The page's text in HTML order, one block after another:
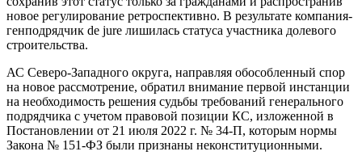
новое регулирование ретроспективно. В результате компания-
генподрядчик de jure лишилась статуса участника долевого
строительства.
АС Северо-Западного округа, направляя обособленный спор
на новое рассмотрение, обратил внимание первой инстанции
на необходимость решения судьбы требований генерального
подрядчика с учетом правовой позиции КС, изложенной в
Постановлении от 21 июля 2022 г. № 34-П, которым нормы
Закона № 151-ФЗ были признаны неконституционными.